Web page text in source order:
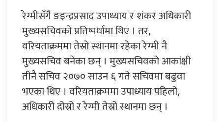
रेग्मीसँगै ङइन्द्रप्रसाद उपाध्याय र शंकर अधिकारी
मुख्यसचिवको प्रतिष्पर्धामा थिए । तर,
वरियताक्रममा तेस्रो स्थानमा रहेका रेग्मी नै
मुख्यसचिव बनेका छन् । मुख्यसचिवको आकांक्षी
तीनै सचिव २०७० साउन ६ गते सचिवमा बढुवा
भएका थिए । वरियताक्रममा उपाध्याय पहिलो,
अधिकारी दोस्रो र रेग्मी तेस्रो स्थानमा छन् ।